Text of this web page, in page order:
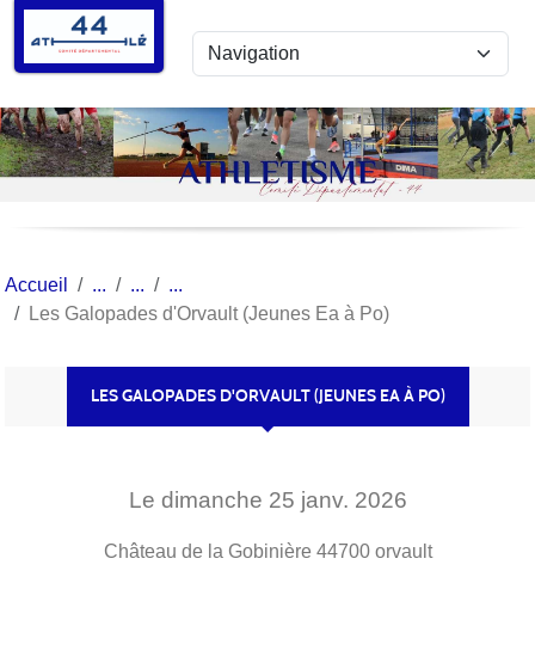
Accueil
Les Galopades d'Orvault (Jeunes Ea à Po)
LES GALOPADES D'ORVAULT (JEUNES EA À PO)
Le dimanche 25 janv. 2026
Château de la Gobinière 44700 orvault
Panneau de gestion des cookies